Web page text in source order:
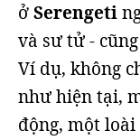
ởSerengeti
và sư tử -
Ví dụ, không
như hiện tại,
động, một